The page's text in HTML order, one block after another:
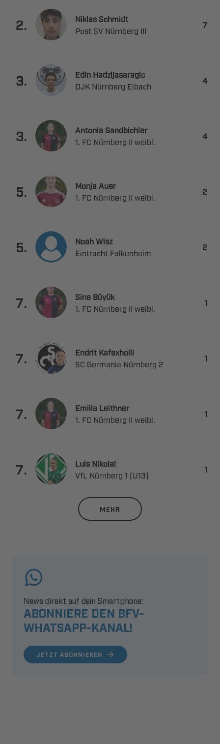
.
 
   

.
 
  

.
 
    

.
 
    

.
 
 

.
 
    

.
 
   

.
 
    

.
 
   

MEHR
ABONNIERE DEN BFV-
WHATSAPP-KANAL!
News direkt auf dein Smartphone:
JETZT ABONNIEREN